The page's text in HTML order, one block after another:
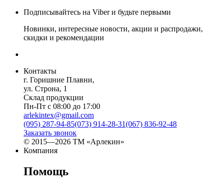
Подписывайтесь на Viber и будьте первыми
Новинки, интересные новости, акции и распродажи,
скидки и рекомендации
Контакты
г. Горишние Плавни,
ул. Строна, 1
Склад продукции
Пн-Пт с 08:00 до 17:00
arlekintex@gmail.com
(095) 287-94-85(073) 914-28-31(067) 836-92-48
Заказать звонок
© 2015—2026 ТМ «Арлекин»
Компания
Помощь